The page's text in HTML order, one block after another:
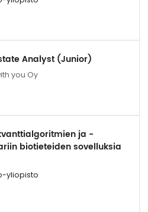
Analyst (Junior)
you Oy
ja -​
bio­tie­tei­den so­vel­luk­sia
yliopisto